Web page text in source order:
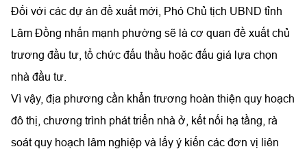
Đối với các dự án đề xuất mới, Phó Chủ tịch UBND tỉnh
Lâm Đồng nhấn mạnh phường sẽ là cơ quan đề xuất chủ
trương đầu tư, tổ chức đấu thầu hoặc đấu giá lựa chọn
nhà đầu tư.
Vì vậy, địa phương cần khẩn trương hoàn thiện quy hoạch
đô thị, chương trình phát triển nhà ở, kết nối hạ tầng, rà
soát quy hoạch lâm nghiệp và lấy ý kiến các đơn vị liên